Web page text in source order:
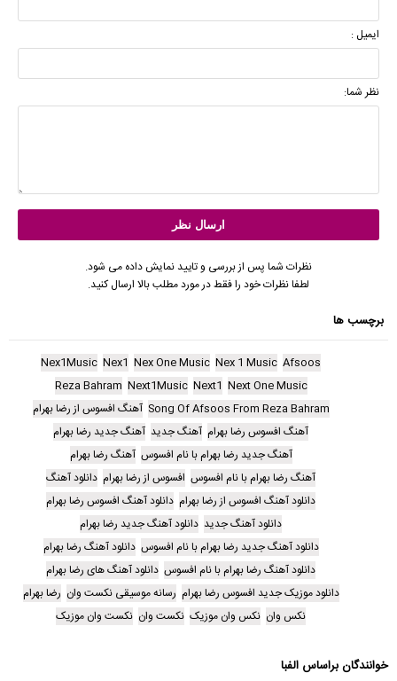
ایمیل :
نظر شما:
نظرات شما پس از بررسی و تایید نمایش داده می شود.
لطفا نظرات خود را فقط در مورد مطلب بالا ارسال کنید.
برچسب ها
Afsoos
Nex 1 Music
Nex One Music
Nex1
Nex1Music
Next One Music
Next1
Next1Music
Reza Bahram
Song Of Afsoos From Reza Bahram آهنگ افسوس از رضا بهرام
آهنگ افسوس رضا بهرام آهنگ جدید آهنگ جدید رضا بهرام
آهنگ جدید رضا بهرام با نام افسوس آهنگ رضا بهرام
آهنگ رضا بهرام با نام افسوس افسوس از رضا بهرام دانلود آهنگ
دانلود آهنگ افسوس از رضا بهرام دانلود آهنگ افسوس رضا بهرام
دانلود آهنگ جدید دانلود آهنگ جدید رضا بهرام
دانلود آهنگ جدید رضا بهرام با نام افسوس دانلود آهنگ رضا بهرام
دانلود آهنگ رضا بهرام با نام افسوس دانلود آهنگ های رضا بهرام
دانلود موزیک جدید افسوس رضا بهرام رسانه موسیقی نکست وان رضا بهرام
نکس وان نکس وان موزیک نکست وان نکست وان موزیک
خوانندگان براساس الفبا